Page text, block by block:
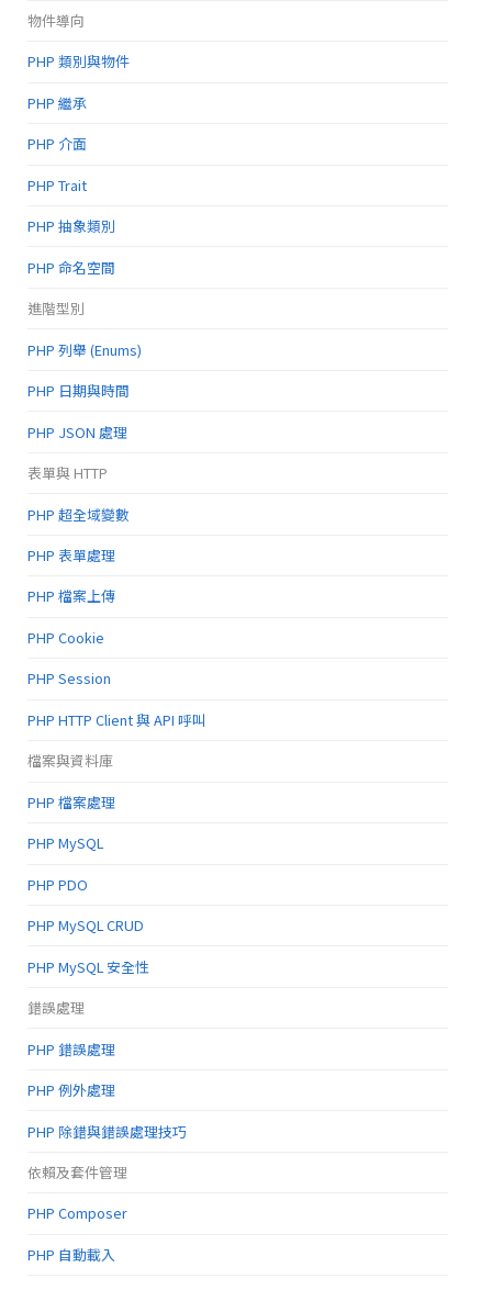
物件導向
PHP 類別與物件
PHP 繼承
PHP 介面
PHP Trait
PHP 抽象類別
PHP 命名空間
進階型別
PHP 列舉 (Enums)
PHP 日期與時間
PHP JSON 處理
表單與 HTTP
PHP 超全域變數
PHP 表單處理
PHP 檔案上傳
PHP Cookie
PHP Session
PHP HTTP Client 與 API 呼叫
檔案與資料庫
PHP 檔案處理
PHP MySQL
PHP PDO
PHP MySQL CRUD
PHP MySQL 安全性
錯誤處理
PHP 錯誤處理
PHP 例外處理
PHP 除錯與錯誤處理技巧
依賴及套件管理
PHP Composer
PHP 自動載入